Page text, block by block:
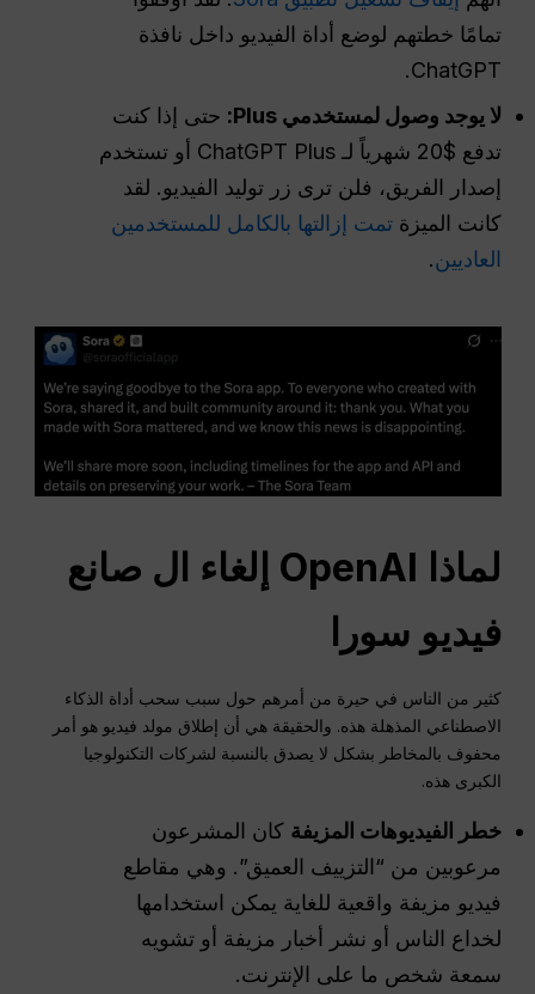
تمامًا خطتهم لوضع أداة الفيديو داخل نافذة
ChatGPT.
لا يوجد وصول لمستخدمي Plus:
حتى إذا كنت
تدفع $20 شهرياً لـ ChatGPT Plus أو تستخدم
إصدار الفريق، فلن ترى زر توليد الفيديو. لقد
كانت الميزةتمت إزالتها بالكامل للمستخدمين
العاديين.
لماذا OpenAI إلغاء ال صانع
فيديو سورا
كثير من الناس في حيرة من أمرهم حول سبب سحب أداة الذكاء
الاصطناعي المذهلة هذه. والحقيقة هي أن إطلاق مولد فيديو هو أمر
محفوف بالمخاطر بشكل لا يصدق بالنسبة لشركات التكنولوجيا
الكبرى هذه.
خطر الفيديوهات المزيفة كان المشرعون
مرعوبين من “التزييف العميق”. وهي مقاطع
فيديو مزيفة واقعية للغاية يمكن استخدامها
لخداع الناس أو نشر أخبار مزيفة أو تشويه
سمعة شخص ما على الإنترنت.